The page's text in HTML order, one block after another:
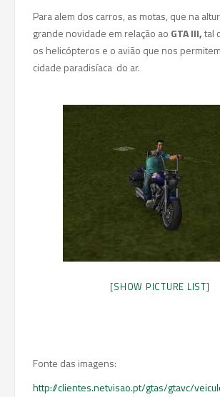
Para alem dos carros, as motas, que na
grande novidade em relação ao GTA III,tal
os helicópteros e o avião que nos
cidade paradisíaca do ar.
[SHOW PICTURE LIST]
Fonte das imagens:
http://clientes.netvisao.pt/gtas/gtavc/